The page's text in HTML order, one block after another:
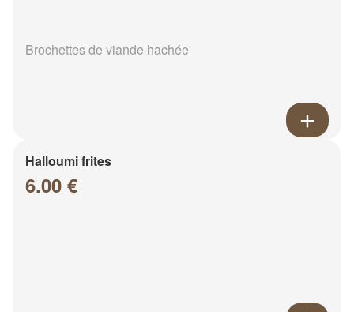
Brochettes de viande hachée
Halloumi frites
6.00 €